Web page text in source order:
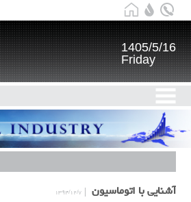
1405/5/16
Friday
آشنایی با اتوماسیون ۱۳۹۴/۱۲/۷